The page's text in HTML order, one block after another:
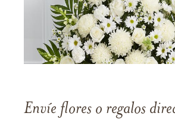
Envíe flores o regalos